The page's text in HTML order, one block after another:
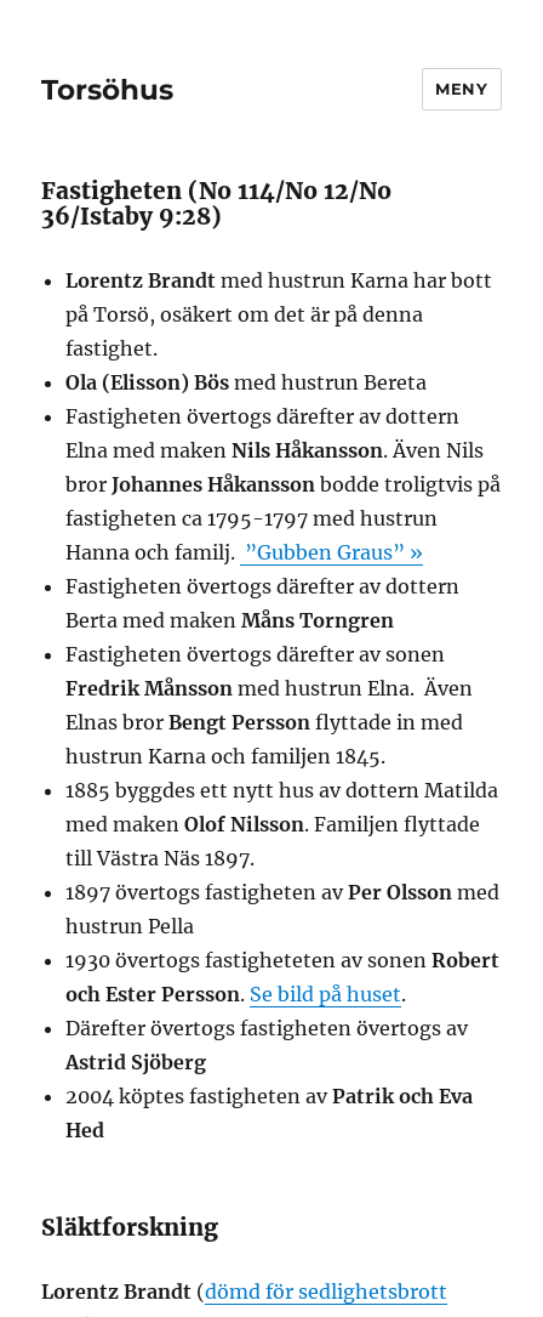
Torsöhus MENY
Fastigheten (No 114/No 12/No
36/Istaby 9:28)
Lorentz Brandt med hustrun Karna har bott
på Torsö, osäkert om det är på denna
fastighet.
Ola (Elisson) Bös med hustrun Bereta
Fastigheten övertogs därefter av dottern
Elna med makenNils Håkansson. Även Nils
brorJohannes Håkansson bodde troligtvis på
fastigheten ca 1795-1797 med hustrun
Hanna och familj. ”Gubben Graus” »
Fastigheten övertogs därefter av dottern
Berta med makenMåns Torngren
Fastigheten övertogs därefter av sonen
Fredrik Månsson med hustrun Elna. Även
Elnas brorBengt Persson flyttade in med
hustrun Karna och familjen 1845.
1885 byggdes ett nytt hus av dottern Matilda
med makenOlof Nilsson. Familjen flyttade
till Västra Näs 1897.
1897 övertogs fastigheten avPer Olsson med
hustrun Pella
1930 övertogs fastigheteten av sonenRobert
och Ester Persson. Se bild på huset.
Därefter övertogs fastigheten övertogs av
Astrid Sjöberg
2004 köptes fastigheten avPatrik och Eva
Hed
Släktforskning
Lorentz Brandt (dömd för sedlighetsbrott